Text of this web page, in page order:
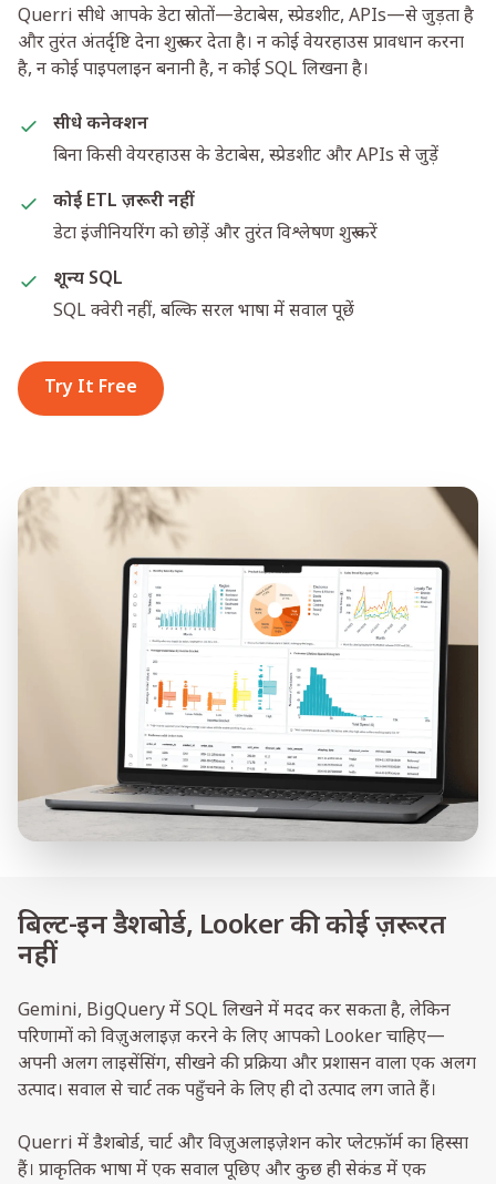
Querri सीधे आपके डेटा स्रोतों—डेटाबेस, स्प्रेडशीट, APIs—से जुड़ता है
और तुरंत अंतर्दृष्टि देना शुरू कर देता है। न कोई वेयरहाउस प्रावधान करना
है, न कोई पाइपलाइन बनानी है, न कोई SQL लिखना है।
सीधे कनेक्शन
बिना किसी वेयरहाउस के डेटाबेस, स्प्रेडशीट और APIs से जुड़ें
कोई ETL ज़रूरी नहीं
डेटा इंजीनियरिंग को छोड़ें और तुरंत विश्लेषण शुरू करें
शून्य SQL
SQL क्वेरी नहीं, बल्कि सरल भाषा में सवाल पूछें
Try It Free
बिल्ट-इन डैशबोर्ड, Looker की कोई ज़रूरत
नहीं
Gemini, BigQuery में SQL लिखने में मदद कर सकता है, लेकिन
परिणामों को विज़ुअलाइज़ करने के लिए आपको Looker चाहिए—
अपनी अलग लाइसेंसिंग, सीखने की प्रक्रिया और प्रशासन वाला एक अलग
उत्पाद। सवाल से चार्ट तक पहुँचने के लिए ही दो उत्पाद लग जाते हैं।
Querri में डैशबोर्ड, चार्ट और विज़ुअलाइज़ेशन कोर प्लेटफ़ॉर्म का हिस्सा
हैं। प्राकृतिक भाषा में एक सवाल पूछिए और कुछ ही सेकंड में एक